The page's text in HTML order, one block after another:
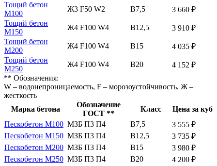
Тощий бетон
М100
Ж3 F50 W2 В7,5
3 660 ₽
Тощий бетон
М150
Ж4 F100 W4 В12,5
3 910 ₽
Тощий бетон
М200
Ж4 F100 W4 В15
4 035 ₽
Тощий бетон
М250
Ж4 F100 W4 В20
4 152 ₽
** Обозначения:
W – водонепроницаемость, F – морозоустойчивость, Ж –
жесткость
Марка бетона
Обозначение
ГОСТ **
Класс
Цена за куб
Пескобетон М100 МЗБ П3 П4 В7,5
3 555 ₽
Пескобетон М150 МЗБ П3 П4 В12,5
3 735 ₽
Пескобетон М200 МЗБ П3 П4 В15
3 980 ₽
Пескобетон М250 МЗБ П3 П4 В20
4 200 ₽